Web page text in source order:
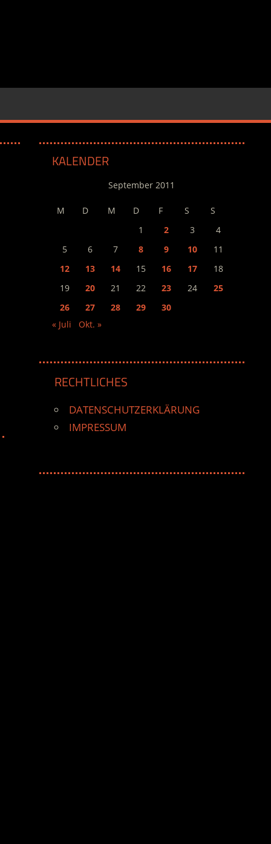
KALENDER
September 2011
M D M D F S
S
1
2 3
4
5
6 7 8 9 10
11
12
13 14 15 16 17
18
19
20 21 22 23 24
25
26
27 28 29
30
« Juli
Okt. »
RECHTLICHES
DATENSCHUTZERKLÄRUNG
IMPRESSUM